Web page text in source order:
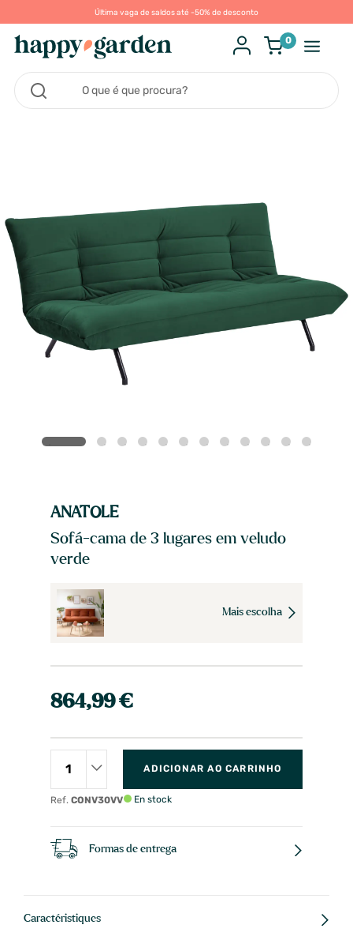
Última vaga de saldos até -50% de desconto
0
ANATOLE
Sofá-cama de 3 lugares em veludo
verde
Mais escolha
864,99 €
Ref. CONV30VV
ADICIONAR AO CARRINHO
En stock
Formas de entrega
Caractéristiques